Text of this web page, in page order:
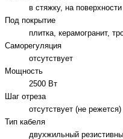
в стяжку, на поверхности
Под покрытие
плитка, керамогранит,
Саморегуляция
отсутствует
Мощность
2500 Вт
Шаг отреза
отсутствует (не режется)
Тип кабеля
двухжильный